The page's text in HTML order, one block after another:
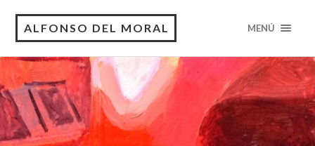
ALFONSO DEL MORAL MENÚ